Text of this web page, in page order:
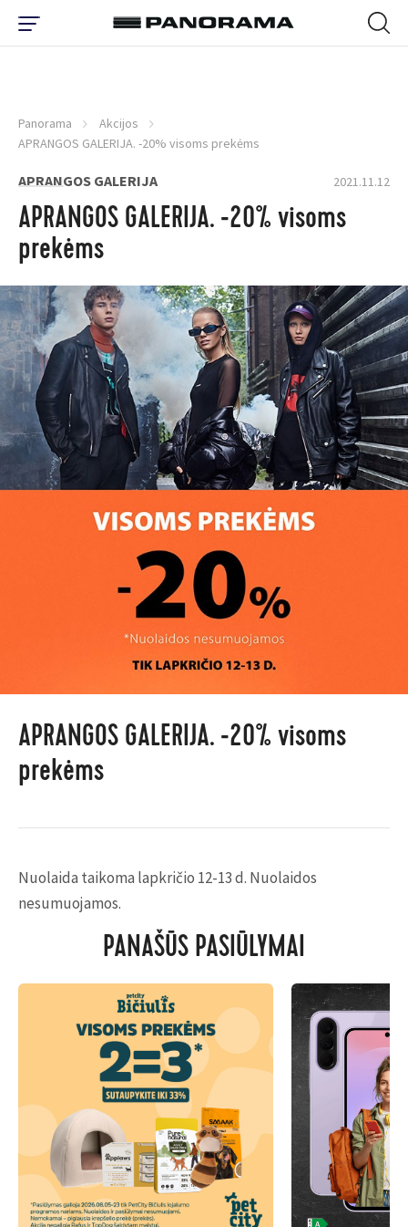
Panorama
Akcijos
APRANGOS GALERIJA. -20% visoms prekėms
APRANGOS GALERIJA 2021.11.12
APRANGOS GALERIJA. -20% visoms
prekėms
APRANGOS GALERIJA. -20% visoms
prekėms
Nuolaida taikoma lapkričio 12-13 d. Nuolaidos
nesumuojamos.
PANAŠŪS PASIŪLYMAI